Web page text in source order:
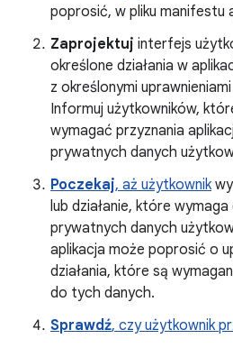
poprosić, w pliku manifestu
Zaprojektuj interfejs
określone działania w
z określonymi
Informuj użytkowników,
wymagać przyznania
prywatnych danych
Poczekaj, aż użytkownik
lub działanie, które
prywatnych danych
aplikacja może poprosić o
działania, które są
do tych danych.
Sprawdź, czy użytkownik